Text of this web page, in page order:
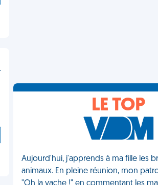
LE TOP
Aujourd'hui, j'apprends à ma fille les
animaux. En pleine réunion, mon